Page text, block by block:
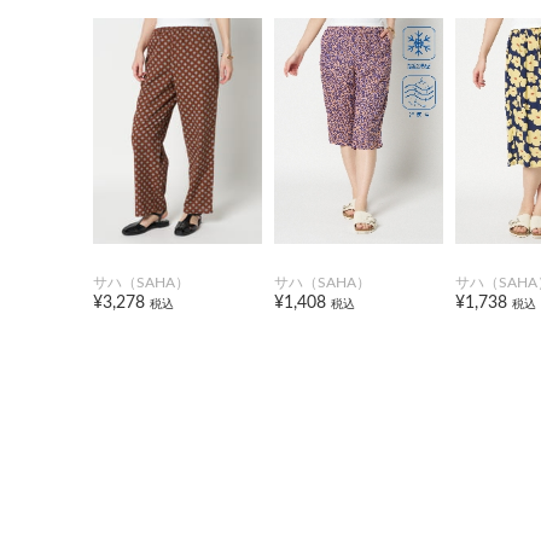
サハ（SAHA）
¥3,278 税込
サハ（SAHA）
¥1,408 税込
サハ（SAHA
¥1,738 税込